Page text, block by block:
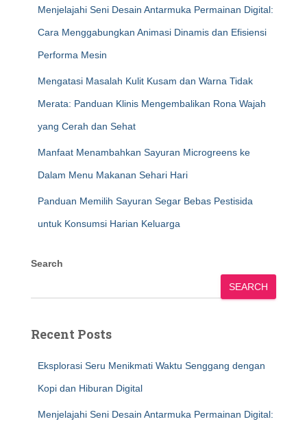
Menjelajahi Seni Desain Antarmuka Permainan Digital:
Cara Menggabungkan Animasi Dinamis dan Efisiensi
Performa Mesin
Mengatasi Masalah Kulit Kusam dan Warna Tidak
Merata: Panduan Klinis Mengembalikan Rona Wajah
yang Cerah dan Sehat
Manfaat Menambahkan Sayuran Microgreens ke
Dalam Menu Makanan Sehari Hari
Panduan Memilih Sayuran Segar Bebas Pestisida
untuk Konsumsi Harian Keluarga
Search
SEARCH
Recent Posts
Eksplorasi Seru Menikmati Waktu Senggang dengan
Kopi dan Hiburan Digital
Menjelajahi Seni Desain Antarmuka Permainan Digital: